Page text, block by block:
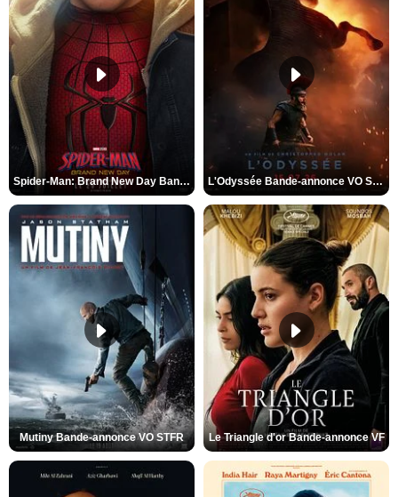
Spider-Man: Brand New Day Bande-annonce VO STFR L'Odyssée Bande-annonce VO STFR
Mutiny Bande-annonce VO STFR Le Triangle d'or Bande-annonce VF